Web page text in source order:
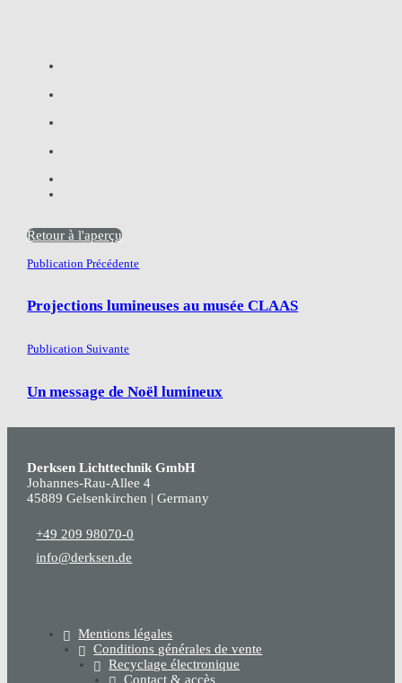
Retour à l'aperçu
Publication Précédente
Projections lumineuses au musée CLAAS
Publication Suivante
Un message de Noël lumineux
Derksen Lichttechnik GmbH
Johannes-Rau-Allee 4
45889 Gelsenkirchen | Germany
+49 209 98070-0
info@derksen.de
Mentions légales
Conditions générales de vente
Recyclage électronique
Contact & accès